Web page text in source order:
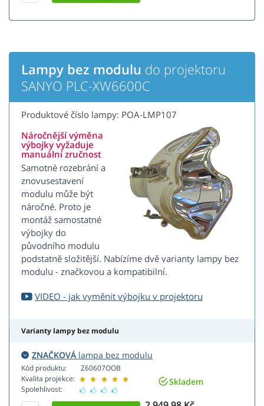
Lampy bez modulu do projektoru
SANYO PLC-XW6600C
Produktové číslo lampy: POA-LMP107
Náročnější výměna
výbojky vyžaduje
manuální zručnost
Samotné rozebrání a
znovusestavení
modulu může být
náročné. Proto je
montáž samostatné
výbojky do
původního modulu
podstatně složitější. Nabízíme dvě varianty lampy bez
modulu - značkovou a kompatibilní.
VIDEO - jak vyměnit výbojku v projektoru
Varianty lampy bez modulu
ZNAČKOVÁ lampa bez modulu
Kód produktu:
Kvalita projekce:
Spolehlivost:
Z60607OOB
Skladem